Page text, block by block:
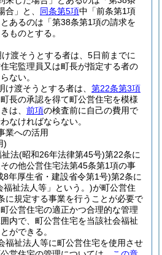
」と、 同条第5項中「前条第1項
あるのは「第38条第1項の請求を
ものとする。
渡そうとする者は、5日前までに
宅監理員又は町長が指定する者の
ない。
け渡そうとする者は、 第22条第3項
長の承認を得て町公営住宅を模様
は、 前項の検査前に自己の費用で
なければならない。
業への活用
)
祉法(昭和26年法律第45号)第22条に
の他公営住宅法第45条第1項の事
8年厚生省・建設省令第1号)第2条に
福祉法人等」という。)が町公営住
に規定する事業を行うことが必要で
公営住宅の適正かつ合理的な管理
内で、町公営住宅を当該社会福祉
ができる。
福祉法人等に町公営住宅を使用させ